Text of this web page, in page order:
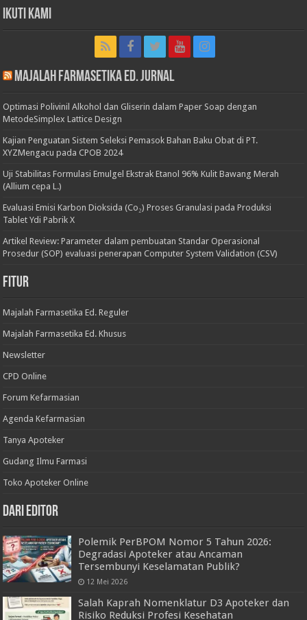
Ikuti Kami
Majalah Farmasetika Ed. Jurnal
Optimasi Polivinil Alkohol dan Gliserin dalam Paper Soap dengan
MetodeSimplex Lattice Design
Kajian Penguatan Sistem Seleksi Pemasok Bahan Baku Obat di PT.
XYZMengacu pada CPOB 2024
Uji Stabilitas Formulasi Emulgel Ekstrak Etanol 96% Kulit Bawang Merah
(Allium cepa L.)
Evaluasi Emisi Karbon Dioksida (Co₂) Proses Granulasi pada Produksi
Tablet Ydi Pabrik X
Artikel Review: Parameter dalam pembuatan Standar Operasional
Prosedur (SOP) evaluasi penerapan Computer System Validation (CSV)
Fitur
Majalah Farmasetika Ed. Reguler
Majalah Farmasetika Ed. Khusus
Newsletter
CPD Online
Forum Kefarmasian
Agenda Kefarmasian
Tanya Apoteker
Gudang Ilmu Farmasi
Toko Apoteker Online
Dari Editor
Polemik PerBPOM Nomor 5 Tahun 2026:
Degradasi Apoteker atau Ancaman
Tersembunyi Keselamatan Publik?
12 Mei 2026
Salah Kaprah Nomenklatur D3 Apoteker dan
Risiko Reduksi Profesi Kesehatan